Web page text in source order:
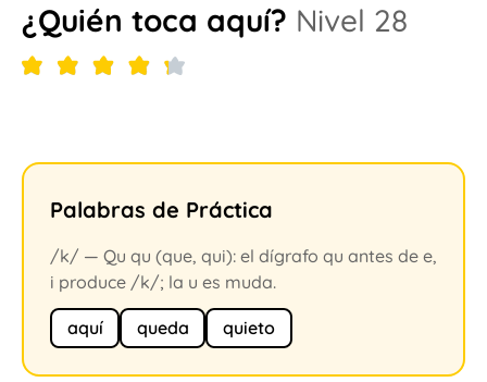
¿Quién toca aquí? Nivel 28
Palabras de Práctica
/k/ — Qu qu (que, qui): el dígrafo qu antes de e,
i produce /k/; la u es muda.
aquí queda quieto